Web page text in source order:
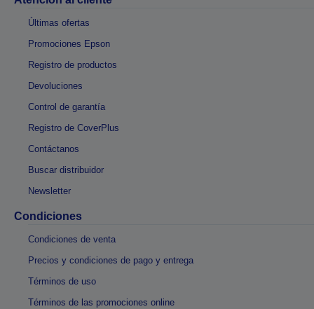
Últimas ofertas
Promociones Epson
Registro de productos
Devoluciones
Control de garantía
Registro de CoverPlus
Contáctanos
Buscar distribuidor
Newsletter
Condiciones
Condiciones de venta
Precios y condiciones de pago y entrega
Términos de uso
Términos de las promociones online